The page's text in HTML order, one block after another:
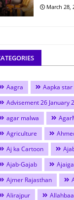
March 28,
Aagra
Aapka star
Advisement 26 January
agar malwa
Agriculture
Aj ka Cartoon
Ajab-Gajab
Ajmer Rajasthan
Alirajpur